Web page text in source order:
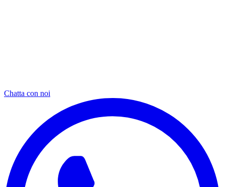
Chatta con noi